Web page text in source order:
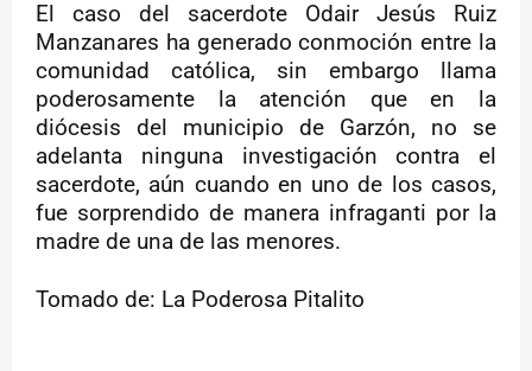
El caso del sacerdote Odair Jesús Ruiz
Manzanares ha generado conmoción entre la
comunidad católica, sin embargo llama
poderosamente la atención que en la
diócesis del municipio de Garzón, no se
adelanta ninguna investigación contra el
sacerdote, aún cuando en uno de los casos,
fue sorprendido de manera infraganti por la
madre de una de las menores.
Tomado de: La Poderosa Pitalito